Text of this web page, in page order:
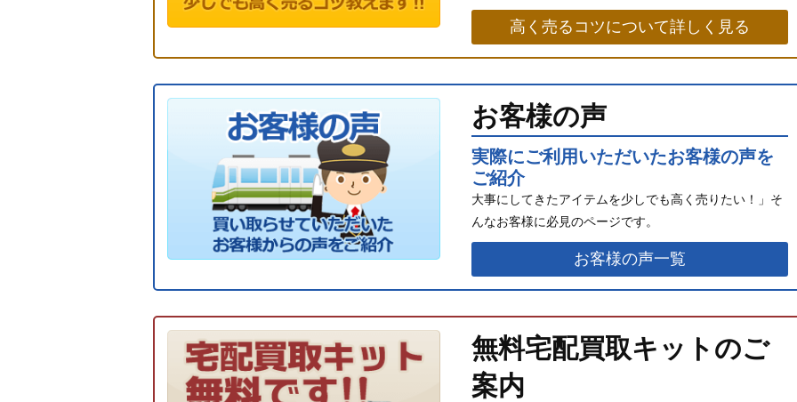
高く売るコツについて詳しく見る
お客様の声
実際にご利用いただいたお客様の声を
ご紹介
大事にしてきたアイテムを少しでも高く売りたい！」そ
んなお客様に必見のページです。
お客様の声一覧
無料宅配買取キットのご
案内